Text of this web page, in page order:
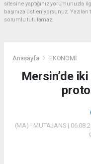
sitesine yaptığınız yorumunuzla
başınıza üstleniyorsunuz.
sorumlu tutulamaz.
Anasayfa EKONOMİ
Mersin’de
(MA) - MUTAJANS |